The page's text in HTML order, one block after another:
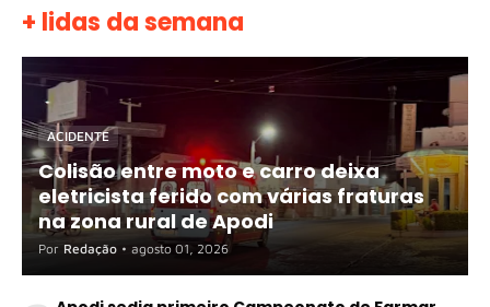
+ lidas da semana
ACIDENTE
Colisão entre moto e carro deixa
eletricista ferido com várias fraturas
na zona rural de Apodi
Por Redação • agosto 01, 2026